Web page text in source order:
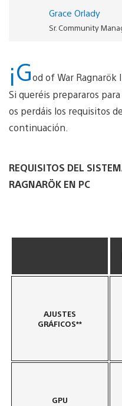
Grace Orlady
Sr. Community
¡God of War Ragnarök
Si queréis prepararos
os perdáis los requisitos
continuación.
REQUISITOS DEL
RAGNARÖK EN PC
AJUSTES
GRÁFICOS**
GPU